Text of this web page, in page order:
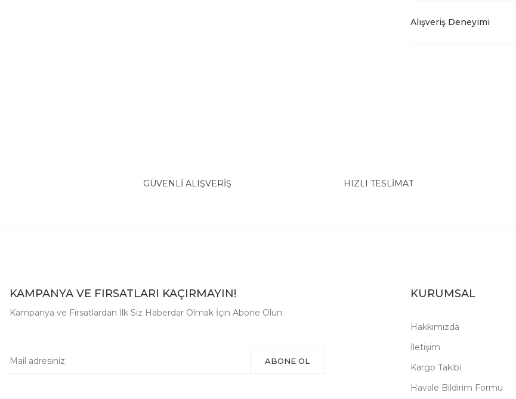
Alışveriş Deneyimi
GÜVENLİ ALIŞVERİŞ HIZLI TESLİMAT
KAMPANYA VE FIRSATLARI KAÇIRMAYIN!
Kampanya ve Fırsatlardan İlk Siz Haberdar Olmak İçin Abone Olun:
ABONE OL
KURUMSAL
Hakkımızda
İletişim
Kargo Takibi
Havale Bildirim Formu